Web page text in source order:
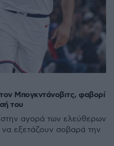
Μπογκντάνοβιτς, φαβορί
του
αγορά των ελεύθερων
εξετάζουν σοβαρά την